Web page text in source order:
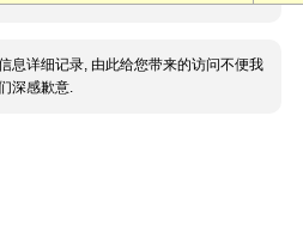
息详细记录, 由此给您带来的访问不便我
深感歉意.